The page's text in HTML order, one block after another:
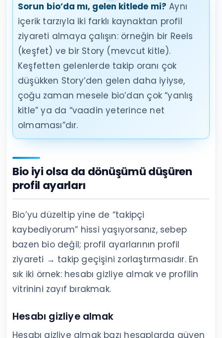
Sorun bio’da mı, gelen kitlede mi? Aynı
içerik tarzıyla iki farklı kaynaktan profil
ziyareti almaya çalışın: örneğin bir Reels
(keşfet) ve bir Story (mevcut kitle).
Keşfetten gelenlerde takip oranı çok
düşükken Story’den gelen daha iyiyse,
çoğu zaman mesele bio’dan çok “yanlış
kitle” ya da “vaadin yeterince net
olmaması”dır.
Bio iyi olsa da dönüşümü düşüren
profil ayarları
Bio’yu düzeltip yine de “takipçi
kaybediyorum” hissi yaşıyorsanız, sebep
bazen bio değil; profil ayarlarının profil
ziyareti → takip geçişini zorlaştırmasıdır. En
sık iki örnek: hesabı gizliye almak ve profilin
vitrinini zayıf bırakmak.
Hesabı gizliye almak
Hesabı gizliye almak bazı hesaplarda güven